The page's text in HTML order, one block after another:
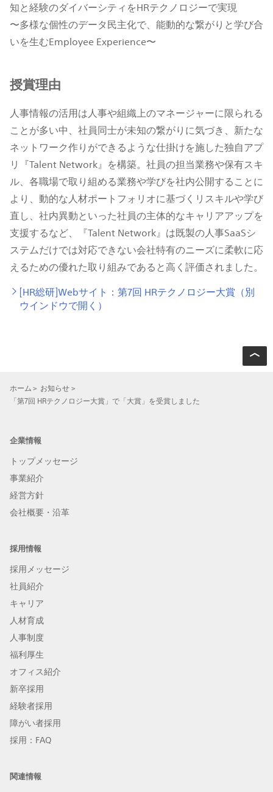
知と経験のダイバーシティをHRテクノロジーで実現
〜多様な個性のデータ民主化で、能動的な繋がりと学び合
いを生むEmployee Experience〜
授賞理由
⼈事情報の活⽤は⼈事や組織上のマネージャーに限られる
ことが多い中、社員同⼠が未知の繋がりに気づき、新たな
ネットワーク作りができるような仕掛けを施した独⾃アプ
リ『Talent Network』を構築。社員の担当業務や保有スキ
ル、各職場で取り組める業務や学びを社内公開することに
より、動的な⼈材ポートフォリオに基づくリスキルや学び
直し、社内異動といった社員の主体的なキャリアアップを
⽀援するなど、『Talent Network』は既製の⼈事SaaSシ
ステムだけでは対応できない会社特有のニーズに柔軟に応
えるための優れた取り組みであると⾼く評価されました。
[HR総研]Webサイト：第7回 HRテクノロジー大賞（別
ウインドウで開く）
ホーム
お知らせ
「第7回 HRテクノロジー大賞」で「大賞」を受賞しました
企業情報
トップメッセージ
事業紹介
経営方針
会社概要・沿革
採用情報
採用メッセージ
社員紹介
キャリア
人材育成
人事制度
福利厚生
オフィス紹介
新卒採用
経験者採用
障がい者採用
採用：FAQ
関連情報